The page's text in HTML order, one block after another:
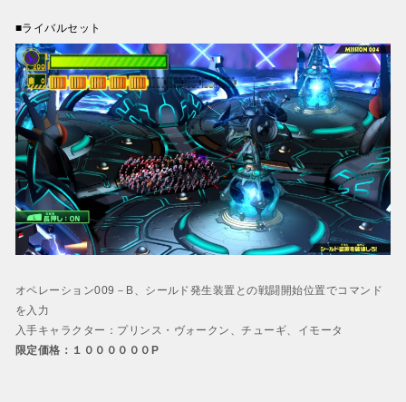
■ライバルセット
オペレーション009－B、シールド発生装置との戦闘開始位置でコマンド
を入力
入手キャラクター：プリンス・ヴォークン、チューギ、イモータ
限定価格：１００００００P